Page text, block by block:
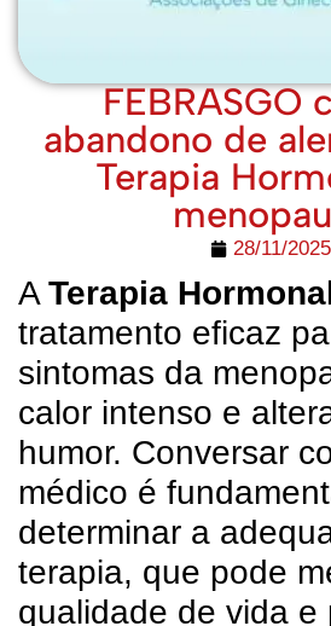
FEBRASGO
abandono de
Terapia
28/11/2025
ATerapia
tratamento eficaz
sintomas da
calor intenso e
humor. Conversar
médico é
determinar a
terapia, que pode
qualidade de vida e